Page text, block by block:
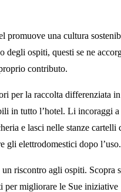
promuove una cultura
degli ospiti, questi se ne
contributo.
per la raccolta differenziata
in tutto l’hotel. Li incoraggi a
e lasci nelle stanze cartelli
gli elettrodomestici dopo l’uso.
riscontro agli ospiti. Scopra
per migliorare le Sue iniziative